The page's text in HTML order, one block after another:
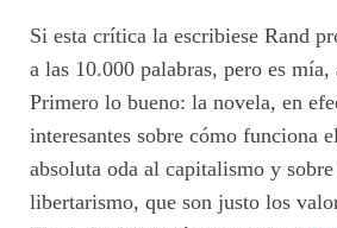
Si esta crítica la escribiese Rand
a las 10.000 palabras, pero es mía,
Primero lo bueno: la novela, en
interesantes sobre cómo funciona
absoluta oda al capitalismo y
libertarismo, que son justo los